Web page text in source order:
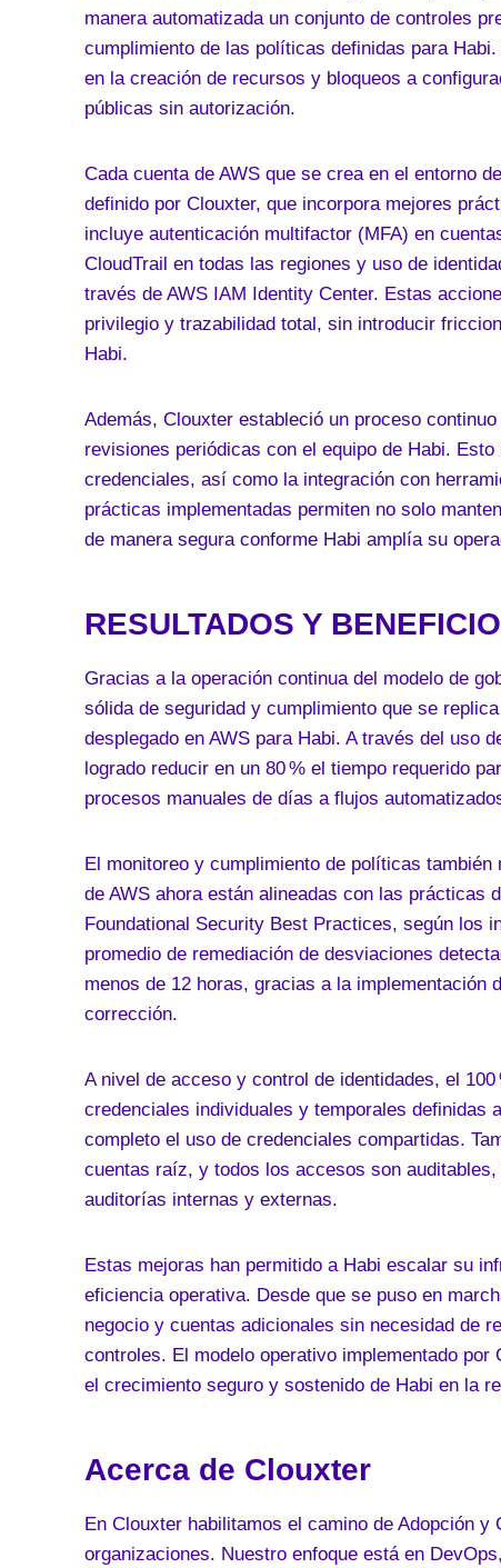
manera automatizada un conjunto de controles
cumplimiento de las políticas definidas para
en la creación de recursos y bloqueos a
públicas sin autorización.
Cada cuenta de AWS que se crea en el entorno
definido por Clouxter, que incorpora mejores
incluye autenticación multifactor (MFA) en
CloudTrail en todas las regiones y uso de
través de AWS IAM Identity Center. Estas
privilegio y trazabilidad total, sin introducir
Habi.
Además, Clouxter estableció un proceso
revisiones periódicas con el equipo de Habi.
credenciales, así como la integración con
prácticas implementadas permiten no solo
de manera segura conforme Habi amplía su
RESULTADOS Y
Gracias a la operación continua del modelo de
sólida de seguridad y cumplimiento que se
desplegado en AWS para Habi. A través del uso
logrado reducir en un 80 % el tiempo requerido
procesos manuales de días a flujos
El monitoreo y cumplimiento de políticas
de AWS ahora están alineadas con las prácticas
Foundational Security Best Practices, según los
promedio de remediación de desviaciones
menos de 12 horas, gracias a la implementación
corrección.
A nivel de acceso y control de identidades, el
credenciales individuales y temporales definidas
completo el uso de credenciales compartidas.
cuentas raíz, y todos los accesos son
auditorías internas y externas.
Estas mejoras han permitido a Habi escalar su
eficiencia operativa. Desde que se puso en
negocio y cuentas adicionales sin necesidad de
controles. El modelo operativo implementado
el crecimiento seguro y sostenido de Habi en la
Acerca de Clouxter
En Clouxter habilitamos el camino de Adopción y
organizaciones. Nuestro enfoque está en